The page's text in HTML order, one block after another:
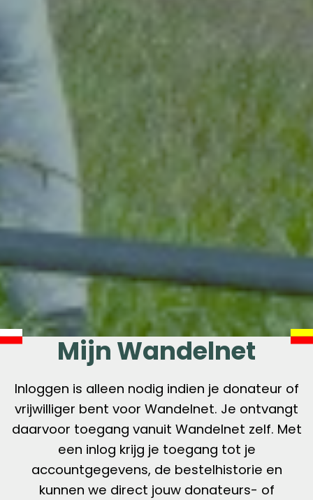
Mijn Wandelnet
Inloggen is alleen nodig indien je donateur of
vrijwilliger bent voor Wandelnet. Je ontvangt
daarvoor toegang vanuit Wandelnet zelf. Met
een inlog krijg je toegang tot je
accountgegevens, de bestelhistorie en
kunnen we direct jouw donateurs- of